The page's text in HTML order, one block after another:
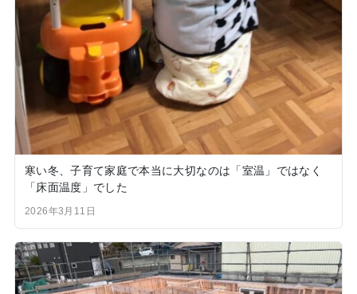
寒い冬、子育て家庭で本当に大切なのは「室温」ではなく
「床面温度」でした
2026年3月11日